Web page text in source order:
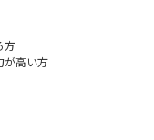
クラウドネイティブ、コン
方
が高い方
、Pythonなど)
以上
ラウドサービスを活用した